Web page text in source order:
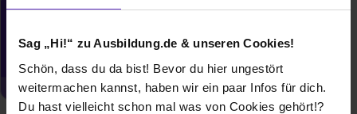
Sag „Hi!“ zu Ausbildung.de & unseren Cookies!
Schön, dass du da bist! Bevor du hier ungestört
weitermachen kannst, haben wir ein paar Infos für dich.
Du hast vielleicht schon mal was von Cookies gehört!?
zugeschickt bekommen?
Jetzt aktivieren